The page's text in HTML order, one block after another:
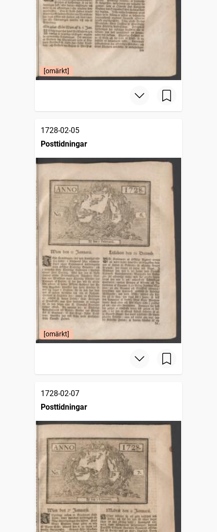
[omärkt]
1728-02-05
Posttidningar
[omärkt]
1728-02-07
Posttidningar